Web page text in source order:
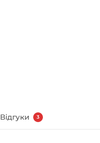
Відгуки 3